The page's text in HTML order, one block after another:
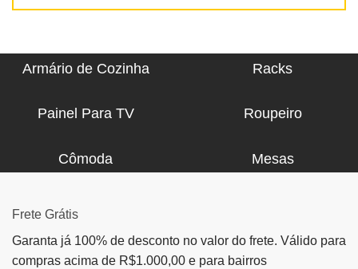
Armário de Cozinha Racks
Painel Para TV Roupeiro
Cômoda Mesas
Frete Grátis
Garanta já 100% de desconto no valor do frete. Válido para
compras acima de R$1.000,00 e para bairros